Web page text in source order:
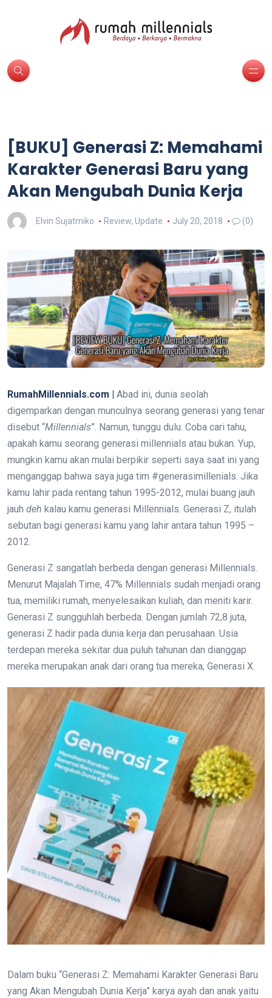
[BUKU] Generasi Z: Memahami
Karakter Generasi Baru yang
Akan Mengubah Dunia Kerja
Elvin Sujatmiko Review, Update July 20, 2018 (0)
RumahMillennials.com | Abad ini, dunia seolah
digemparkan dengan munculnya seorang generasi yang tenar
disebut “Millennials”. Namun, tunggu dulu. Coba cari tahu,
apakah kamu seorang generasi millennials atau bukan. Yup,
mungkin kamu akan mulai berpikir seperti saya saat ini yang
menganggap bahwa saya juga tim #generasimillenials. Jika
kamu lahir pada rentang tahun 1995-2012, mulai buang jauh
jauh deh kalau kamu generasi Millennials. Generasi Z, itulah
sebutan bagi generasi kamu yang lahir antara tahun 1995 –
2012.
Generasi Z sangatlah berbeda dengan generasi Millennials.
Menurut Majalah Time, 47% Millennials sudah menjadi orang
tua, memiliki rumah, menyelesaikan kuliah, dan meniti karir.
Generasi Z sungguhlah berbeda. Dengan jumlah 72,8 juta,
generasi Z hadir pada dunia kerja dan perusahaan. Usia
terdepan mereka sekitar dua puluh tahunan dan dianggap
mereka merupakan anak dari orang tua mereka, Generasi X.
Dalam buku “Generasi Z: Memahami Karakter Generasi Baru
yang Akan Mengubah Dunia Kerja” karya ayah dan anak yaitu